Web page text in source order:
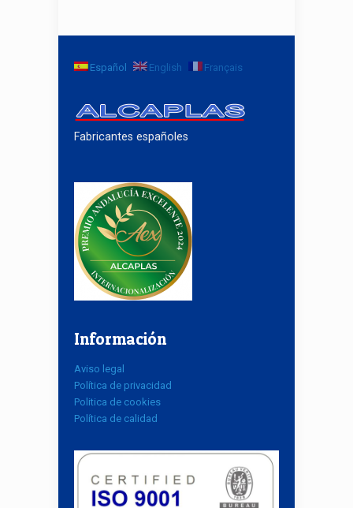
Español English Français
Fabricantes españoles
Información
Aviso legal
Política de privacidad
Politica de cookies
Política de calidad